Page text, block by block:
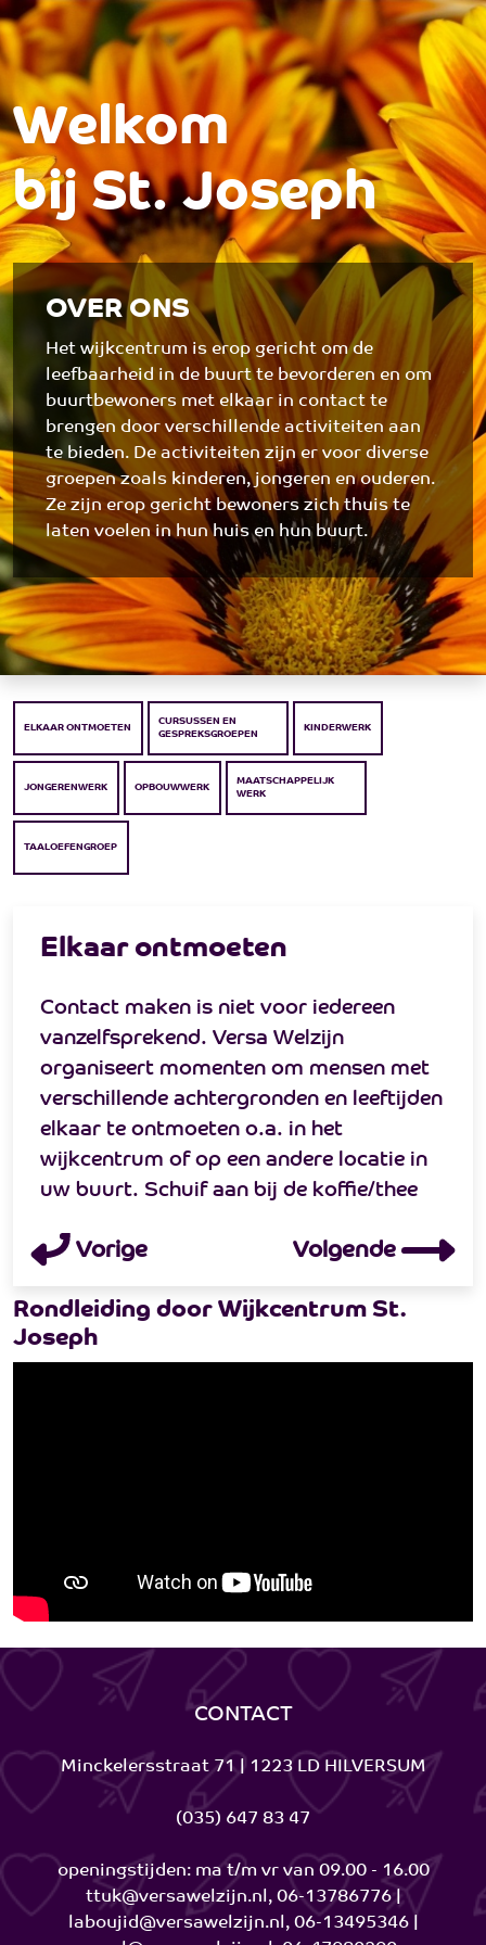
Hulp & Advies
Welzijn
Activiteiten
Wonen
Bij jooZ
Participanten
Vacatures
Contact
Over ons - St. Joseph
Welkom
bij St. Joseph
OVER ONS
Het wijkcentrum is erop gericht om de
leefbaarheid in de buurt te bevorderen en om
buurtbewoners met elkaar in contact te
brengen door verschillende activiteiten aan
te bieden. De activiteiten zijn er voor diverse
groepen zoals kinderen, jongeren en ouderen.
Ze zijn erop gericht bewoners zich thuis te
laten voelen in hun huis en hun buurt.
ELKAAR ONTMOETEN
CURSUSSEN EN
GESPREKSGROEPEN
KINDERWERK
JONGERENWERK OPBOUWWERK
MAATSCHAPPELIJK
WERK
TAALOEFENGROEP
Elkaar ontmoeten
Contact maken is niet voor iedereen
vanzelfsprekend. Versa Welzijn
organiseert momenten om mensen met
verschillende achtergronden en leeftijden
elkaar te ontmoeten o.a. in het
wijkcentrum of op een andere locatie in
uw buurt. Schuif aan bij de koffie/thee
tekenen, samen (rollator) wandelen of
brei-krans, bordspellen of samen zingen
in een jongerenkoor, of samen eten.
Vorige Volgende
Rondleiding door Wijkcentrum St.
Joseph
CONTACT
Minckelersstraat 71 | 1223 LD HILVERSUM
(035) 647 83 47
openingstijden: ma t/m vr van 09.00 - 16.00
ttuk@versawelzijn.nl, 06-13786776 |
laboujid@versawelzijn.nl, 06-13495346 |